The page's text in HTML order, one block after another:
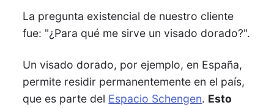
La pregunta existencial de nuestro cliente
fue: "¿Para qué me sirve un visado dorado?".
Un visado dorado, por ejemplo, en España,
permite residir permanentemente en el país,
que es parte del Espacio Schengen. Esto